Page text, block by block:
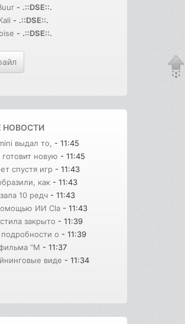
- .::DSE::.
- .::DSE::.
- .::DSE::.
НОВОСТИ
выдал то, - 11:45
новую - 11:45
спустя игр - 11:43
как - 11:43
10 редч - 11:43
ИИ Cla - 11:43
закрыто - 11:39
о - 11:39
"М - 11:37
виде - 11:34